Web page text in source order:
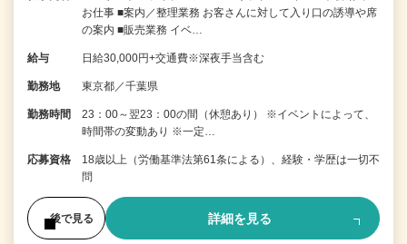
お仕事 ■案内／整理業務 お客さんに対して入り口の誘導や席
の案内 ■販売業務 イベ…
給与 日給30,000円+交通費※深夜手当含む
勤務地 東京都／千葉県
勤務時間
23：00～翌23：00の間（休憩あり） ※イベントによって、
時間帯の変動あり ※一定…
応募資格
18歳以上（労働基準法第61条による）、経験・学歴は一切不
問
後で見る 詳細を見る